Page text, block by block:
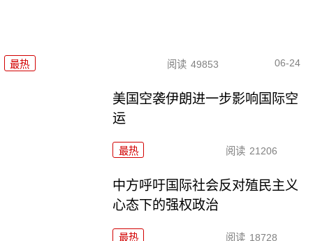
最热 阅读 49853 06-24
美国空袭伊朗进一步影响国际空
运
最热 阅读 21206
中方呼吁国际社会反对殖民主义
心态下的强权政治
最热 阅读 18728